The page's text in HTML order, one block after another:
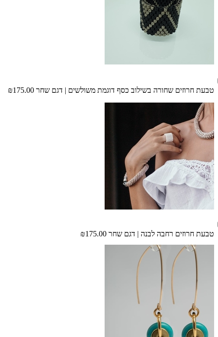
טבעת חרוזים שחורה בשילוב כסף דוגמת משולשים | דגם שחר ₪175.00
טבעת חרוזים רחבה לבנה | דגם שחר ₪175.00